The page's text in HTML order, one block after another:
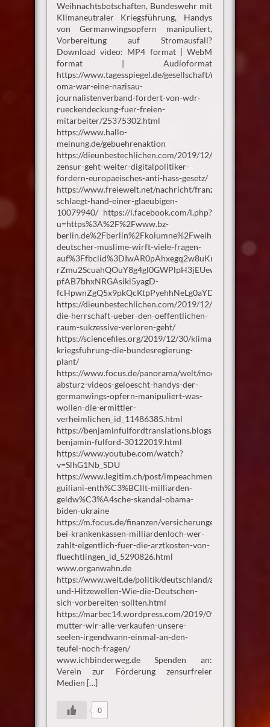
Weihnachtsbotschaften, Bundeswehr mit
Klimaneutraler Kriegsführung, Handys
von Germanwingsopfern manipuliert,
Vorbereitung auf Stromausfall?
Download video: MP4 format | WebM
format | Audioformat
https://www.tagesspiegel.de/gesellschaft/medien/eure-
oma-war-eine-nazisau-
journalistenverband-fordert-von-wdr-
rueckendeckung-fuer-freien-
mitarbeiter/25375302.html
https://www.hallo-
meinung.de/gebuehrenaktion
https://dieunbestechlichen.com/2019/12/die-
zensur-geht-weiter-digitalpolitiker-
fordern-europaeisches-anti-hass-gesetz/
https://www.freiewelt.net/nachricht/franziskus-
schlaegt-hand-einer-glaeubigen-
10079940/ https://l.facebook.com/l.php?
u=https%3A%2F%2Fwww.bz-
deutscher-muslime-wirft-viele-fragen-
auf%3Ffbclid%3DIwAR0pAhxegq2w8uKm-
pfAB7bhxNRGAsiki5yagD-
https://dieunbestechlichen.com/2019/12/wie-
die-herrschaft-ueber-den-oeffentlichen-
raum-sukzessive-verloren-geht/
https://sciencefiles.org/2019/12/30/klimaneutrale-
kriegsfuhrung-die-bundesregierung-
plant/
https://www.focus.de/panorama/welt/moeglicherweise-
absturz-videos-geloescht-handys-der-
germanwings-opfern-manipuliert-was-
wollen-die-ermittler-
verheimlichen_id_11486385.html
https://benjaminfulfordtranslations.blogspot.com/2020/
benjamin-fulford-30122019.html
https://www.youtube.com/watch?
v=SlhG1Nb_SDU
https://www.legitim.ch/post/impeachment-
guiliani-enth%C3%BCllt-milliarden-
geldw%C3%A4sche-skandal-obama-
biden-ukraine
https://m.focus.de/finanzen/versicherungen/
bei-krankenkassen-milliardenloch-wer-
zahlt-eigentlich-fuer-die-arztkosten-von-
fluechtlingen_id_5290826.html
www.organwahn.de
https://www.welt.de/politik/deutschland/
und-Hitzewellen-Wie-die-Deutschen-
sich-vorbereiten-sollten.html
https://marbec14.wordpress.com/2019/09/25/gretas-
mutter-wir-alle-verkaufen-unsere-
seelen-irgendwann-einmal-an-den-
teufel-noch-fragen/
www.ichbinderweg.de Spenden an:
Verein zur Förderung zensurfreier
Medien […]
0